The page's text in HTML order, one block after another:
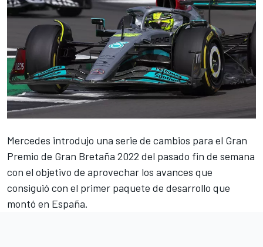
Mercedes introdujo una serie de cambios para el Gran
Premio de Gran Bretaña 2022 del pasado fin de semana
con el objetivo de aprovechar los avances que
consiguió con el primer paquete de desarrollo que
montó en España.